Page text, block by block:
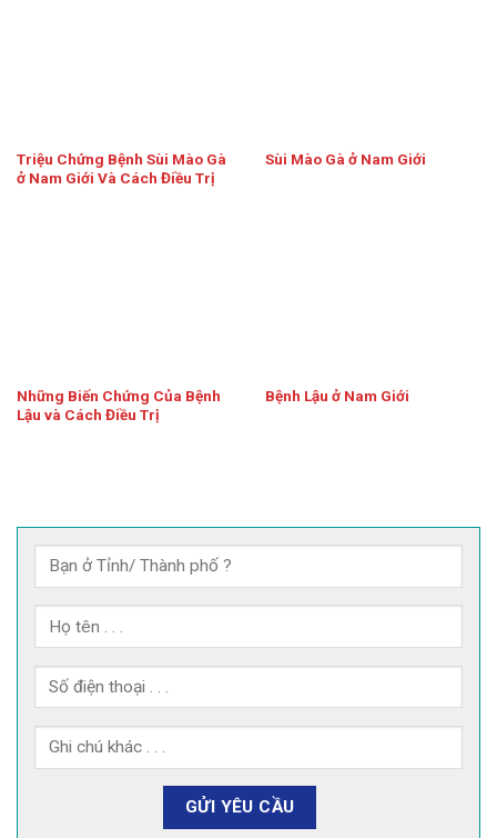
Triệu Chứng Bệnh Sùi Mào Gà
ở Nam Giới Và Cách Điều Trị
Sùi Mào Gà ở Nam Giới
Những Biến Chứng Của Bệnh
Lậu và Cách Điều Trị
Bệnh Lậu ở Nam Giới